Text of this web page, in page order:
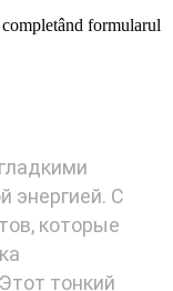
formularul
энергией. С
которые
тонкий